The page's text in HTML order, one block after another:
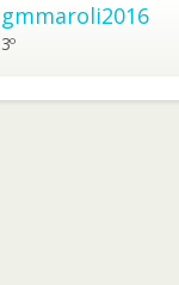
gmmaroli2016
3º